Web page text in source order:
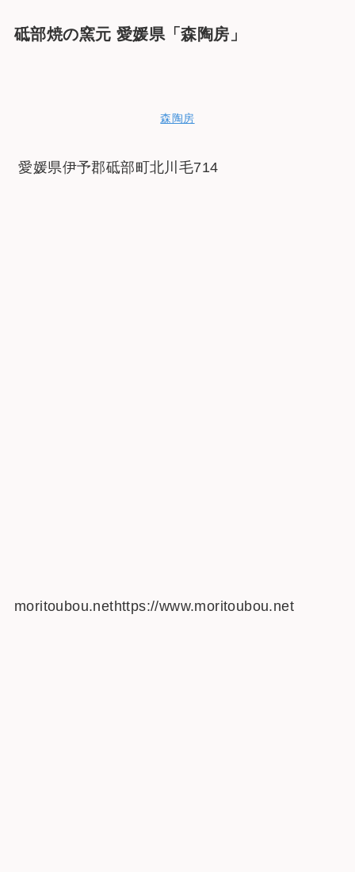
砥部焼の窯元 愛媛県「森陶房」
森陶房
愛媛県伊予郡砥部町北川毛714
moritoubou.nethttps://www.moritoubou.net